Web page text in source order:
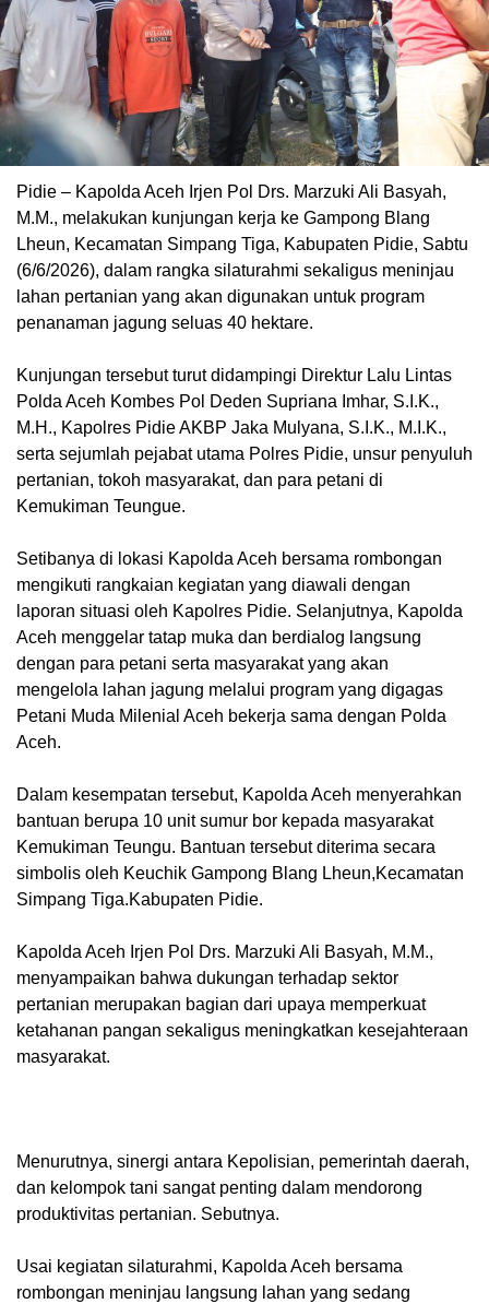
‎‎Pidie – Kapolda Aceh Irjen Pol Drs. Marzuki Ali Basyah,
M.M., melakukan kunjungan kerja ke Gampong Blang
Lheun, Kecamatan Simpang Tiga, Kabupaten Pidie, Sabtu
(6/6/2026), dalam rangka silaturahmi sekaligus meninjau
lahan pertanian yang akan digunakan untuk program
penanaman jagung seluas 40 hektare.
‎Kunjungan tersebut turut didampingi Direktur Lalu Lintas
Polda Aceh Kombes Pol Deden Supriana Imhar, S.I.K.,
M.H., Kapolres Pidie AKBP Jaka Mulyana, S.I.K., M.I.K.,
serta sejumlah pejabat utama Polres Pidie, unsur penyuluh
pertanian, tokoh masyarakat, dan para petani di
Kemukiman Teungue.
‎Setibanya di lokasi Kapolda Aceh bersama rombongan
mengikuti rangkaian kegiatan yang diawali dengan
laporan situasi oleh Kapolres Pidie. Selanjutnya, Kapolda
Aceh menggelar tatap muka dan berdialog langsung
dengan para petani serta masyarakat yang akan
mengelola lahan jagung melalui program yang digagas
Petani Muda Milenial Aceh bekerja sama dengan Polda
Aceh.
‎Dalam kesempatan tersebut, Kapolda Aceh menyerahkan
bantuan berupa 10 unit sumur bor kepada masyarakat
Kemukiman Teungu. Bantuan tersebut diterima secara
simbolis oleh Keuchik Gampong Blang Lheun,Kecamatan
Simpang Tiga.Kabupaten Pidie.
‎Kapolda Aceh Irjen Pol Drs. Marzuki Ali Basyah, M.M.,
menyampaikan bahwa dukungan terhadap sektor
pertanian merupakan bagian dari upaya memperkuat
ketahanan pangan sekaligus meningkatkan kesejahteraan
masyarakat.
‎Menurutnya, sinergi antara Kepolisian, pemerintah daerah,
dan kelompok tani sangat penting dalam mendorong
produktivitas pertanian. Sebutnya.
‎Usai kegiatan silaturahmi, Kapolda Aceh bersama
rombongan meninjau langsung lahan yang sedang